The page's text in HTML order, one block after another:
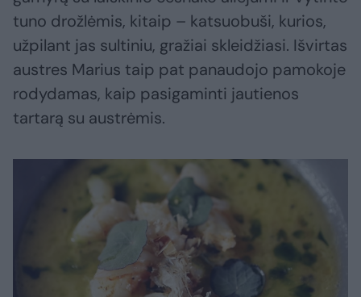
tuno drožlėmis, kitaip – katsuobuši, kurios,
užpilant jas sultiniu, gražiai skleidžiasi. Išvirtas
austres Marius taip pat panaudojo pamokoje
rodydamas, kaip pasigaminti jautienos
tartarą su austrėmis.